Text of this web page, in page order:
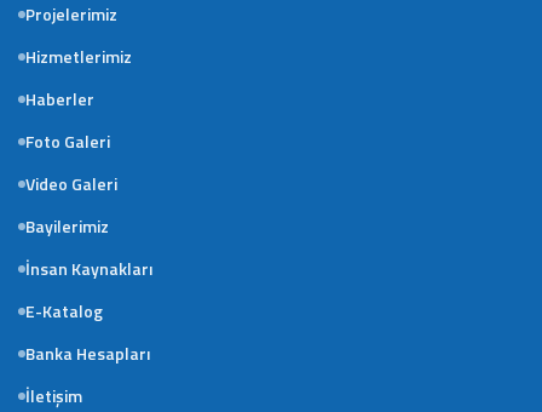
Projelerimiz
Hizmetlerimiz
Haberler
Foto Galeri
Video Galeri
Bayilerimiz
İnsan Kaynakları
E-Katalog
Banka Hesapları
İletişim